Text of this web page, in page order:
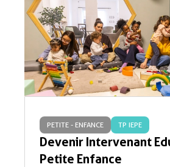
PETITE - ENFANCE TP IEPE
Devenir Intervenant
Petite Enfance